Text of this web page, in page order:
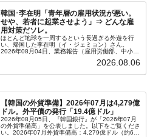
韓国･李在明「青年層の雇用状況が悪い。
せや、若者に起業させよう」⇒ どんな雇
用対策だソレ。
ほとんど地球を一周するという長過ぎる外遊を行
い、帰国した李在明（イ・ジェミョン）さん。
2026年08月04日、業務報告（雇用労働部、中小ベ
上、韓国大統領に成りおおせた李在明（イ・ジェミ
2026.08.06
【韓国の外貨準備】2026年07月は4,279億
ドル。外平債の発行「19.4億ドル」
2026年08月05日、『韓国銀行』が「2026年07月
の外貨準備高」を公表しました。以下をご覧くださ
い。2026年07月外貨準備高：4,279億ドル（約67